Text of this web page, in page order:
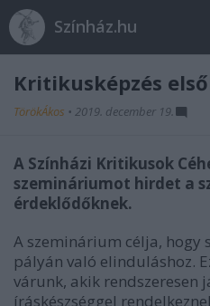
Színház.hu
Kritikusképzés
TörökÁkos • 2019. december 19.
A Színházi Kritikusok
szemináriumot hirdet a
érdeklődőknek.
A szeminárium célja, hogy
pályán való elinduláshoz.
várunk, akik rendszeresen
íráskészséggel